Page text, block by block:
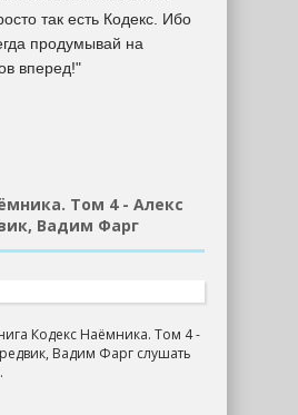
так есть Кодекс. Ибо
продумывай на
вперед!"
Том 4 - Алекс
Вадим Фарг
Кодекс Наёмника. Том 4 -
Вадим Фарг слушать